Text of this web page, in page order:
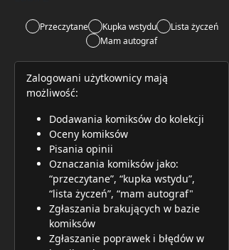
Przeczytane Kupka wstydu
Lista życzeń
Mam autograf
Zalogowani użytkownicy mają
możliwość:
Dodawania komiksów do kolekcji
Oceny komiksów
Pisania opinii
Oznaczania komiksów jako:
“przeczytane”, “kupka wstydu”,
“lista życzeń”, “mam autograf"
Zgłaszania brakujących w bazie
komiksów
Zgłaszanie poprawek i błędów w